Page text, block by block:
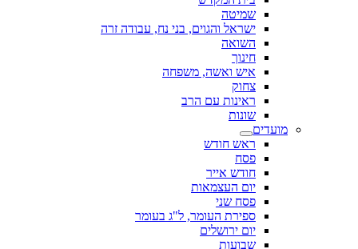
שמיטה
ישראל והגוים, בני נח, עבודה זרה
השואה
חינוך
איש ואשה, משפחה
צחוק
ראינות עם הרב
שונות
מועדים
ראש חודש
פסח
חודש אייר
יום העצמאות
פסח שני
ספירת העומר, ל"ג בעומר
יום ירושלים
שבועות